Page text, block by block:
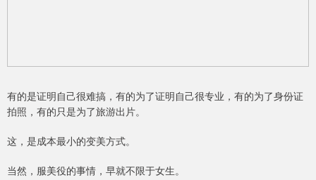
有的是证明自己很难搞，有的为了证明自己很专业，有的为了身份证
拍照，有的只是为了旅游出片。
这，是成本最小的变美方式。
当然，服美役的事情，早就不限于女生。